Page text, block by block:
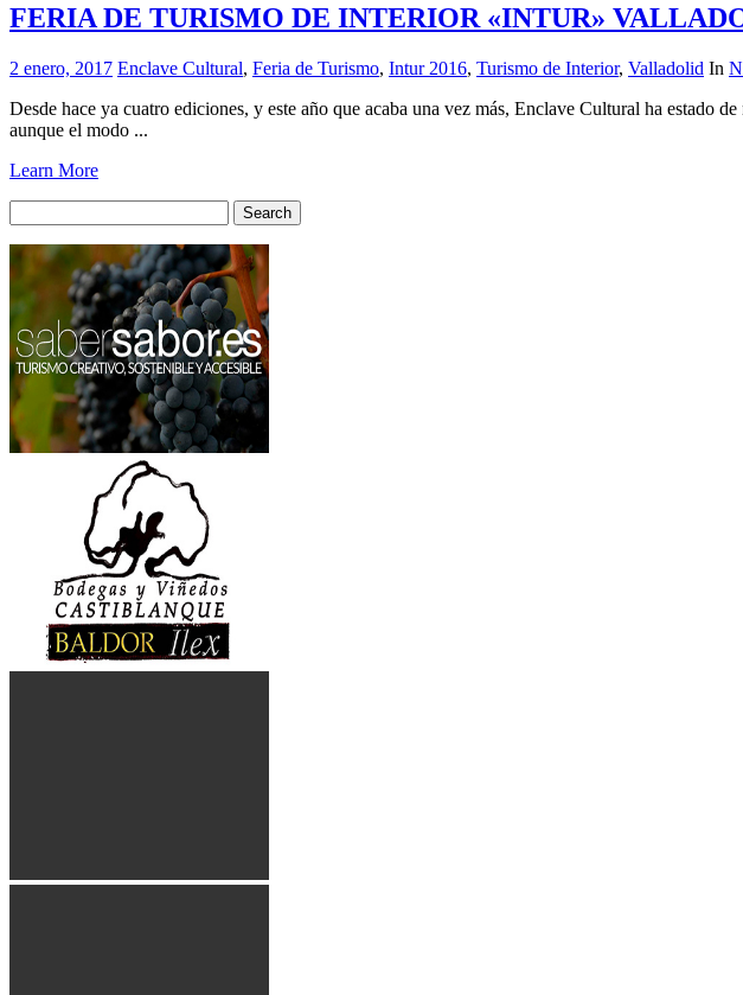
FERIA DE TURISMO DE INTERIOR «INTUR»
2 enero, 2017 Enclave Cultural, Feria de Turismo, Intur 2016, Turismo de Interior, Valladolid In
Desde hace ya cuatro ediciones, y este año que acaba una vez más, Enclave Cultural ha estado
aunque el modo ...
Learn More
Search